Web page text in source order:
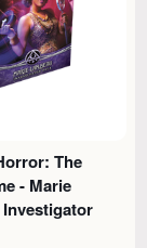
The
- Marie
Investigator